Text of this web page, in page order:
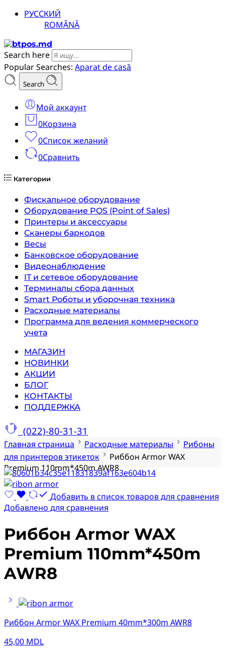
РУССКИЙ
ROMÂNĂ
Search here
Popular Searches: Aparat de casă
Search
Мой аккаунт
0Корзина
0Список желаний
0Сравнить
Категории
Фискальное оборудование
Оборудование POS (Point of Sales)
Принтеры и аксессуары
Сканеры баркодов
Весы
Банковское оборудование
Видеонаблюдение
IT и сетевое оборудование
Терминалы сбора данных
Smart Роботы и уборочная техника
Расходные материалы
Программа для ведения коммерческого
учета
МАГАЗИН
НОВИНКИ
АКЦИИ
БЛОГ
КОНТАКТЫ
ПОДДЕРЖКА
(022)-80-31-31
Главная страница Расходные материалы
Рибоны
для принтеров этикеток
Риббон Armor WAX
Premium 110mm*450m AWR8
Добавить в список товаров для сравнения
Добавлено для сравнения
Риббон Armor WAX
Premium 110mm*450m
AWR8
Риббон Armor WAX Premium 40mm*300m AWR8
45,00 MDL